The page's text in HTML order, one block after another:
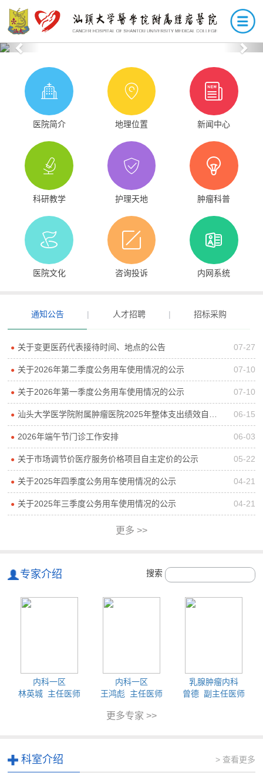
Previous
医院简介 地理位置 新闻中心
科研教学 护理天地 肿瘤科普
医院文化 咨询投诉 内网系统
通知公告 | 人才招聘 | 招标采购
● 关于变更医药代表接待时间、地点的公告 07-27
● 关于2026年第二季度公务用车使用情况的公示 07-10
● 关于2026年第一季度公务用车使用情况的公示 07-10
● 汕头大学医学院附属肿瘤医院2025年整体支出绩效自评报告 06-15
● 2026年端午节门诊工作安排 06-03
● 关于市场调节价医疗服务价格项目自主定价的公示 05-22
● 关于2025年四季度公务用车使用情况的公示 04-21
● 关于2025年三季度公务用车使用情况的公示 04-21
更多 >>
专家介绍 搜索
内科一区
林英城 主任医师
内科一区
王鸿彪 主任医师
乳腺肿瘤内科
曾德 副主任医师
更多专家 >>
科室介绍 > 查看更多